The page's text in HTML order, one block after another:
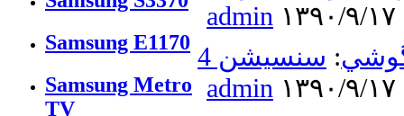
Samsung E1170
Samsung Metro
TV
admin ۱۳۹۰/۹/۱۷
:
admin ۱۳۹۰/۹/۱۷